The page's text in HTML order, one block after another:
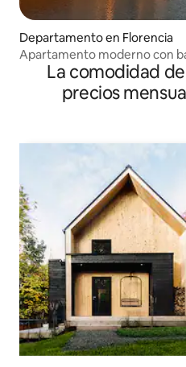
Departamento en Florencia
Apartamento moderno con
impresionantes
La comodidad
precios